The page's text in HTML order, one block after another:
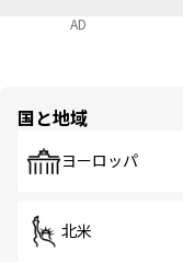
AD
国と地域
ヨーロッパ
北米